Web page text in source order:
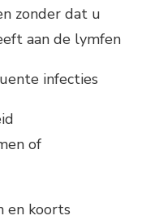
zonder dat u
aan de lymfen
infecties
of
en koorts